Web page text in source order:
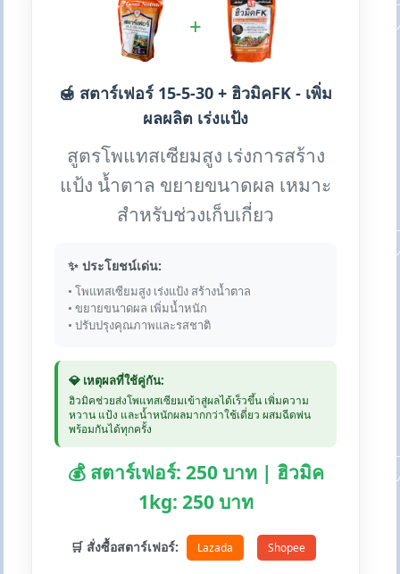
+
🍯 สตาร์เฟอร์ 15-5-30 + ฮิวมิคFK - เพิ่ม
ผลผลิต เร่งแป้ง
สูตรโพแทสเซียมสูง เร่งการสร้าง
แป้ง น้ำตาล ขยายขนาดผล เหมาะ
สำหรับช่วงเก็บเกี่ยว
✨ ประโยชน์เด่น:
• โพแทสเซียมสูง เร่งแป้ง สร้างน้ำตาล
• ขยายขนาดผล เพิ่มน้ำหนัก
• ปรับปรุงคุณภาพและรสชาติ
💎 เหตุผลที่ใช้คู่กัน:
ฮิวมิคช่วยส่งโพแทสเซียมเข้าสู่ผลได้เร็วขึ้น เพิ่มความ
หวาน แป้ง และน้ำหนักผลมากกว่าใช้เดี่ยว ผสมฉีดพ่น
พร้อมกันได้ทุกครั้ง
💰 สตาร์เฟอร์: 250 บาท | ฮิวมิค
1kg: 250 บาท
🛒 สั่งซื้อสตาร์เฟอร์: Lazada Shopee